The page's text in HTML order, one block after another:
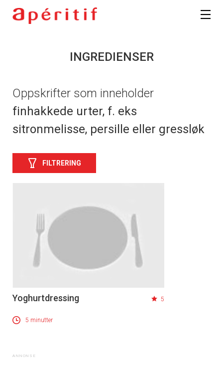
INGREDIENSER
Oppskrifter som inneholder
finhakkede urter, f. eks
sitronmelisse, persille eller gressløk
FILTRERING
Yoghurtdressing 5
5 minutter